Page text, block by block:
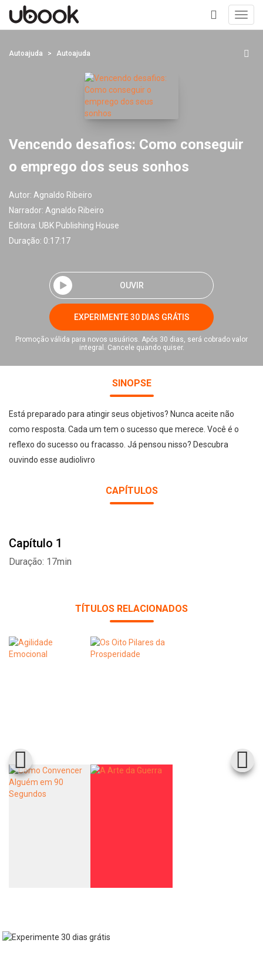
+
Autoajuda Autoajuda
Vencendo desafios: Como conseguir
o emprego dos seus sonhos
Autor: Agnaldo Ribeiro
Narrador: Agnaldo Ribeiro
Editora: UBK Publishing House
Duração: 0:17:17
OUVIR
EXPERIMENTE 30 DIAS GRÁTIS
Promoção válida para novos usuários. Após 30 dias, será cobrado valor
integral. Cancele quando quiser.
SINOPSE
Está preparado para atingir seus objetivos? Nunca aceite não
como resposta. Cada um tem o sucesso que merece. Você é o
reflexo do sucesso ou fracasso. Já pensou nisso? Descubra
ouvindo esse audiolivro
CAPÍTULOS
Capítulo 1
Duração: 17min
TÍTULOS RELACIONADOS